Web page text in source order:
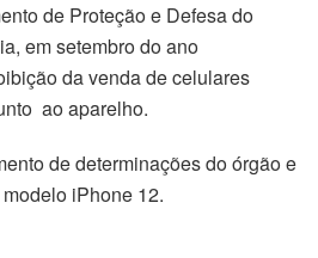
de Proteção e Defesa do
em setembro do ano
da venda de celulares
ao aparelho.
de determinações do órgão e
iPhone 12.